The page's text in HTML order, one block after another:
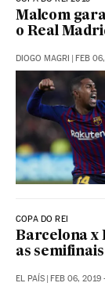
Malcom
o Real
DIOGO MAGRI FEB
COPA DO REI
Barcelona x
as
EL PAÍS FEB 06, 2019